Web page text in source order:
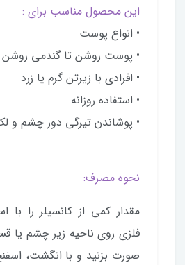
این محصول مناسب برای :
• انواع پوست
• پوست روشن تا گندمی روشن
• افرادی با زیرتن گرم یا زرد
• استفاده روزانه
• پوشاندن تیرگی دور چشم
نحوه مصرف:
مقدار کمی از کانسیلر را با
فلزی روی ناحیه زیر چشم یا
صورت بزنید و با انگشت،